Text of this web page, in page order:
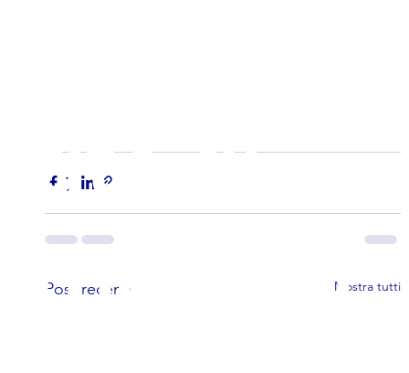
ato al
mese di
Post recenti Mostra tutti